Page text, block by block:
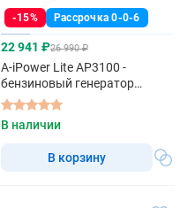
-15% Рассрочка 0-0-6
22 941 ₽26 990 ₽
A-iPower Lite AP3100 -
бензиновый генератор
однофазный
В наличии
В корзину